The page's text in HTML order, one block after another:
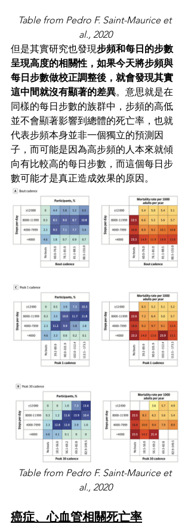
Table from Pedro F. Saint-Maurice et
al., 2020
但是其實研究也發現步頻和每日的步數
呈現高度的相關性，如果今天將步頻與
每日步數做校正調整後，就會發現其實
這中間就沒有顯著的差異。意思就是在
同樣的每日步數的族群中，步頻的高低
並不會顯著影響到總體的死亡率，也就
代表步頻本身並非一個獨立的預測因
子，而可能是因為高步頻的人本來就傾
向有比較高的每日步數，而這個每日步
數可能才是真正造成效果的原因。
Table from Pedro F. Saint-Maurice et
al., 2020
癌症、心血管相關死亡率